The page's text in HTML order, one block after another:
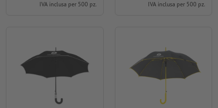
IVA inclusa per 500 pz. IVA inclusa per 500 pz.